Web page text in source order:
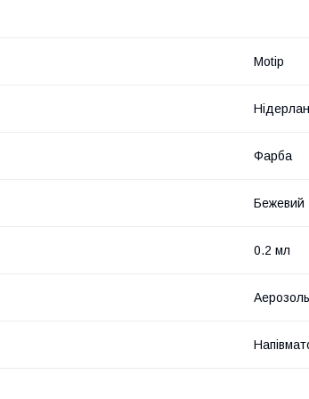
Motip
Фарба
Бежевий
0.2 мл
Аерозоль